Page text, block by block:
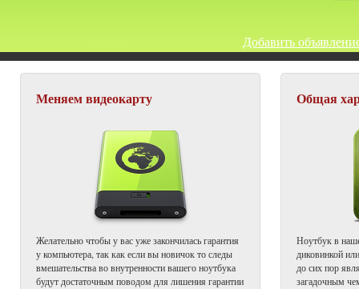
Добавить
Меняем видеокарту
Желательно чтобы у вас уже закончилась гарантия
у компьютера, так как если вы новичок то следы
вмешательства во внутренности вашего ноутбука
будут достаточным поводом для лишения гарантии
Общая
Ноутбук в
диковинкой
до сих пор
загадочным